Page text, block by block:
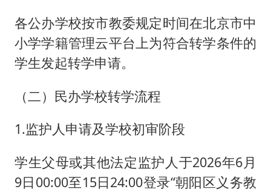
各公办学校按市教委规定时间在北京市中
小学学籍管理云平台上为符合转学条件的
学生发起转学申请。
（二）民办学校转学流程
1.监护人申请及学校初审阶段
学生父母或其他法定监护人于2026年6月
9日00:00至15日24:00登录“朝阳区义务教